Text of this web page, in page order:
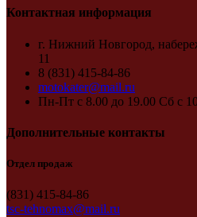
Контактная информация
г. Нижний Новгород,
11
8 (831) 415-84-86
motokater@mail.ru
Пн-Пт с 8.00 до 19.00 Сб с
Дополнительные контакты
Отдел продаж
(831) 415-84-86
tsc-tehnomax@mail.ru